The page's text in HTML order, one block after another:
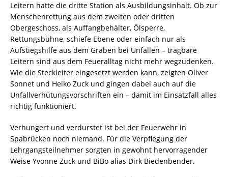
Leitern hatte die dritte Station als Ausbildungsinhalt. Ob zur
Menschenrettung aus dem zweiten oder dritten
Obergeschoss, als Auffangbehälter, Ölsperre,
Rettungsbühne, schiefe Ebene oder einfach nur als
Aufstiegshilfe aus dem Graben bei Unfällen – tragbare
Leitern sind aus dem Feueralltag nicht mehr wegzudenken.
Wie die Steckleiter eingesetzt werden kann, zeigten Oliver
Sonnet und Heiko Zuck und gingen dabei auch auf die
Unfallverhütungsvorschriften ein – damit im Einsatzfall alles
richtig funktioniert.
Verhungert und verdurstet ist bei der Feuerwehr in
Spabrücken noch niemand. Für die Verpflegung der
Lehrgangsteilnehmer sorgten in gewohnt hervorragender
Weise Yvonne Zuck und BiBo alias Dirk Biedenbender.